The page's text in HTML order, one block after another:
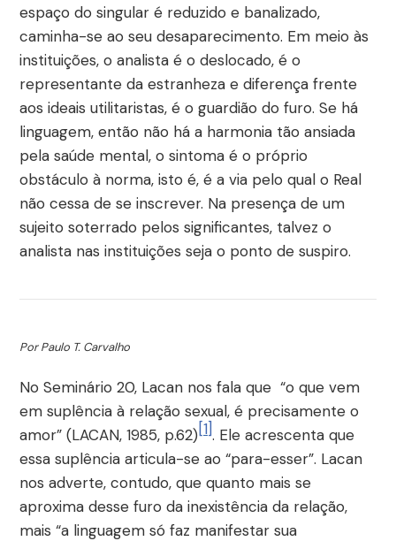
espaço do singular é reduzido e banalizado,
caminha-se ao seu desaparecimento. Em meio às
instituições, o analista é o deslocado, é o
representante da estranheza e diferença frente
aos ideais utilitaristas, é o guardião do furo. Se há
linguagem, então não há a harmonia tão ansiada
pela saúde mental, o sintoma é o próprio
obstáculo à norma, isto é, é a via pelo qual o Real
não cessa de se inscrever. Na presença de um
sujeito soterrado pelos significantes, talvez o
analista nas instituições seja o ponto de suspiro.
Por Paulo T. Carvalho
No Seminário 20, Lacan nos fala que “o que vem
em suplência à relação sexual, é precisamente o
amor” (LACAN, 1985, p.62)[1]. Ele acrescenta que
essa suplência articula-se ao “para-esser”. Lacan
nos adverte, contudo, que quanto mais se
aproxima desse furo da inexistência da relação,
mais “a linguagem só faz manifestar sua